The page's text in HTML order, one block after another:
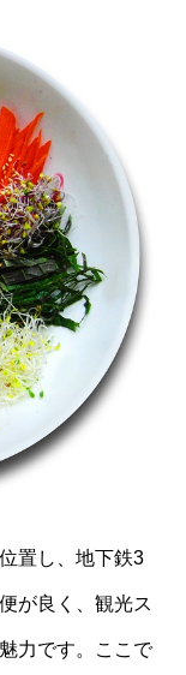
置し、地下鉄3
が良く、観光ス
力です。ここで